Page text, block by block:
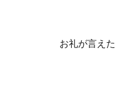
お礼が言え